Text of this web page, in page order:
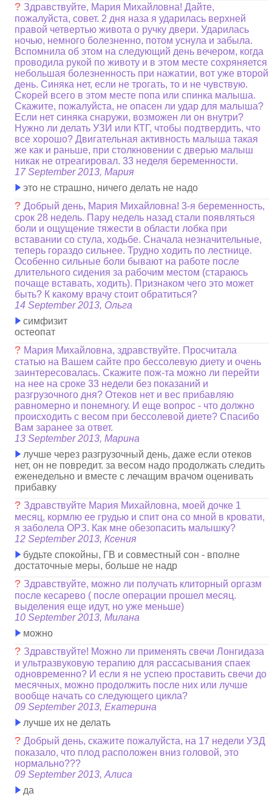
? Здравствуйте, Мария Михайловна! Дайте,
пожалуйста, совет. 2 дня наза я ударилась верхней
правой четвертью живота о ручку двери. Ударилась
ночью, немного болезненно, потом уснула и забыла.
Вспомнила об этом на следующий день вечером, когда
проводила рукой по животу и в этом месте сохряняется
небольшая болезненность при нажатии, вот уже второй
день. Синяка нет, если не трогать, то и не чувствую.
Скорей всего в этом месте попа или спинка малыша.
Скажите, пожалуйста, не опасен ли удар для малыша?
Если нет синяка снаружи, возможен ли он внутри?
Нужно ли делать УЗИ или КТГ, чтобы подтвердить, что
все хорошо? Двигательная активность малыша такая
же как и раньше, при столкновении с дверью малыш
никак не отреагировал. 33 неделя беременности.
17 September 2013, Мария
это не страшно, ничего делать не надо
?Добрый день, Мария Михайловна! 3-я беременность,
срок 28 недель. Пару недель назад стали появляться
боли и ощущение тяжести в области лобка при
вставании со стула, ходьбе. Сначала незначительные,
теперь гораздо сильнее. Трудно ходить по лестнице.
Особенно сильные боли бывают на работе после
длительного сидения за рабочим местом (стараюсь
почаще вставать, ходить). Признаком чего это может
быть? К какому врачу стоит обратиться?
14 September 2013, Ольга
симфизит
остеопат
? Мария Михайловна, здравствуйте. Просчитала
статью на Вашем сайте про бессолевую диету и очень
заинтересовалась. Скажите пож-та можно ли перейти
на нее на сроке 33 недели без показаний и
разгрузочного дня? Отеков нет и вес прибавляю
равномерно и понемногу. И еще вопрос - что должно
происходить с весом при бессолевой диете? Спасибо
Вам заранее за ответ.
13 September 2013, Марина
лучше через разгрузочный день, даже если отеков
нет, он не повредит. за весом надо продолжать следить
еженедельно и вместе с лечащим врачом оценивать
прибавку
? Здравствуйте Мария Михайловна, моей дочке 1
месяц, кормлю ее грудью и спит она со мной в кровати,
я заболела ОРЗ. Как мне обезопасить малышку?
12 September 2013, Ксения
будьте спокойны, ГВ и совместный сон - вполне
достаточные меры, больше не надр
? Здравствуйте, можно ли получать клиторный оргазм
после кесарево ( после операции прошел месяц.
выделения еще идут, но уже меньше)
10 September 2013, Милана
можно
? Здравствуйте! Можно ли применять свечи Лонгидаза
и ультразвуковую терапию для рассасывания спаек
одновременно? И если я не успею проставить свечи до
месячных, можно продолжить после них или лучше
вообще начать со следующего цикла?
09 September 2013, Екатерина
лучше их не делать
?Добрый день, скажите пожалуйста, на 17 недели УЗД
показало, что плод расположен вниз головой, это
нормально???
09 September 2013, Алиса
да